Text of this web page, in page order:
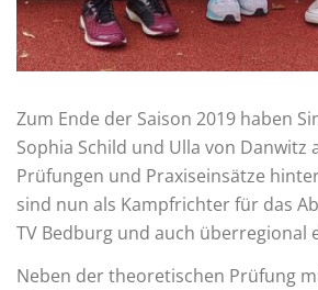
Zum Ende der Saison 2019 haben
Sophia Schild und Ulla von Danwitz
Prüfungen und Praxiseinsätze
sind nun als Kampfrichter für das
TV Bedburg und auch überregional
Neben der theoretischen Prüfung